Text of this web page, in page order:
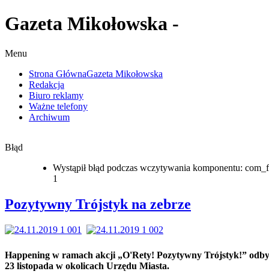
Gazeta Mikołowska -
Menu
Strona GłównaGazeta Mikołowska
Redakcja
Biuro reklamy
Ważne telefony
Archiwum
Błąd
Wystąpił błąd podczas wczytywania komponentu:
1
Pozytywny Trójstyk na zebrze
Happening w ramach akcji „O'Rety! Pozytywny Trójstyk!”
23 listopada w okolicach Urzędu Miasta.